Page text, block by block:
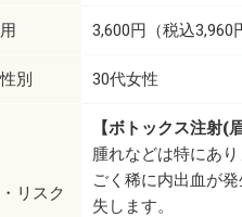
3,600円（税込3,960
別 30代女性
リスク
【ボトックス注射(
腫れなどは特にあり
ごく稀に内出血が
失します。